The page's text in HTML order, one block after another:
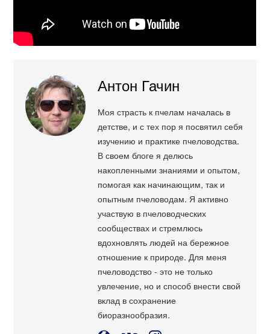
Антон Гачин
Моя страсть к пчелам началась в
детстве, и с тех пор я посвятил себя
изучению и практике пчеловодства.
В своем блоге я делюсь
накопленными знаниями и опытом,
помогая как начинающим, так и
опытным пчеловодам. Я активно
участвую в пчеловодческих
сообществах и стремлюсь
вдохновлять людей на бережное
отношение к природе. Для меня
пчеловодство - это не только
увлечение, но и способ внести свой
вклад в сохранение
биоразнообразия.